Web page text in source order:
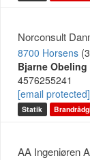
Norconsult
8700 Horsens
Bjarne Obeling
4576255241
[email protected]
Statik
AA Ingeniøren